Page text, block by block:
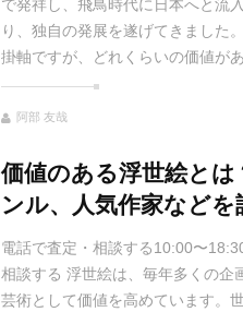
で発祥し、飛鳥時代に日本へと流
り、独自の発展を遂げてきました
掛軸ですが、どれくらいの価値が
阿部 友哉
価値のある浮世絵と
ンル、人気作家などを
電話で査定・相談する10:00〜
相談する 浮世絵は、毎年多くの企
芸術として価値を高めています。